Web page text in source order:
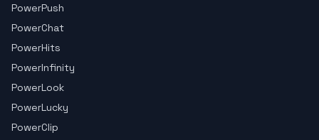
PowerPush
PowerChat
PowerHits
PowerInfinity
PowerLook
PowerLucky
PowerClip